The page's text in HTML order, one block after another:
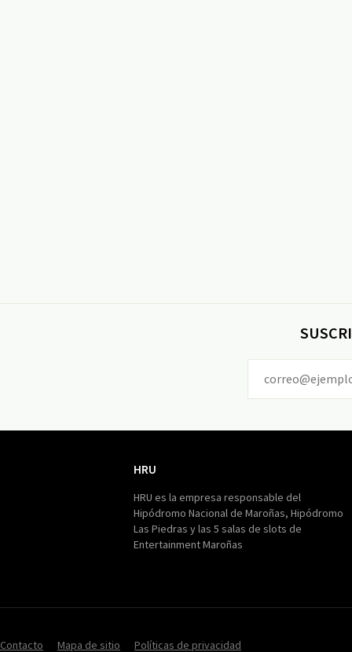
HRU
HRU es la empresa responsable del
Hipódromo Nacional de Maroñas, Hipódromo
Las Piedras y las 5 salas de slots de
Entertainment Maroñas
Contacto Mapa de sitio Políticas de privacidad